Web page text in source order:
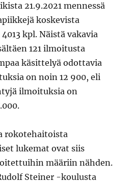
21.9.2021 mennessä
koskevista
kpl. Näistä vakavia
121 ilmoitusta
käsittelyä odottavia
on noin 12 900, eli
ilmoituksia on
rokotehaitoista
lukemat ovat siis
määriin nähden.
Steiner -koulusta